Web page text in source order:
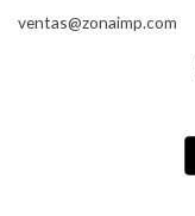
ventas@zonaimp.com